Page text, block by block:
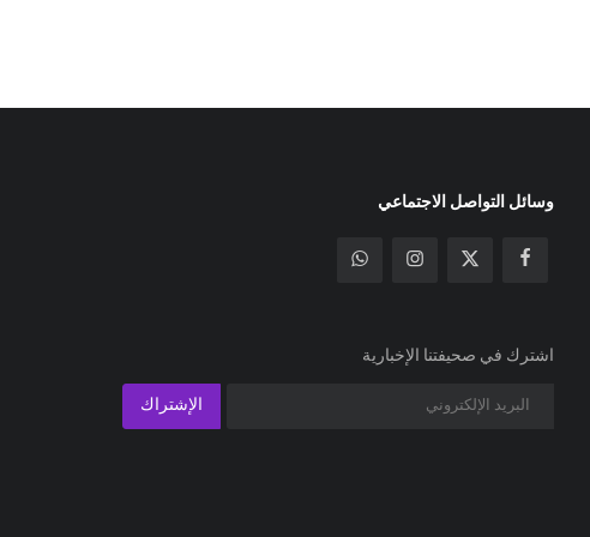
وسائل التواصل الاجتماعي
اشترك في صحيفتنا الإخبارية
الإشتراك